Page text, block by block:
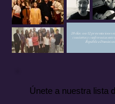
20 días con 12 presentaciones
conciertos y conferencias
República
Únete a nuestra lista